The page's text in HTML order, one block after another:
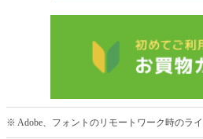
※ Adobe、フォントのリモートワーク時のラ